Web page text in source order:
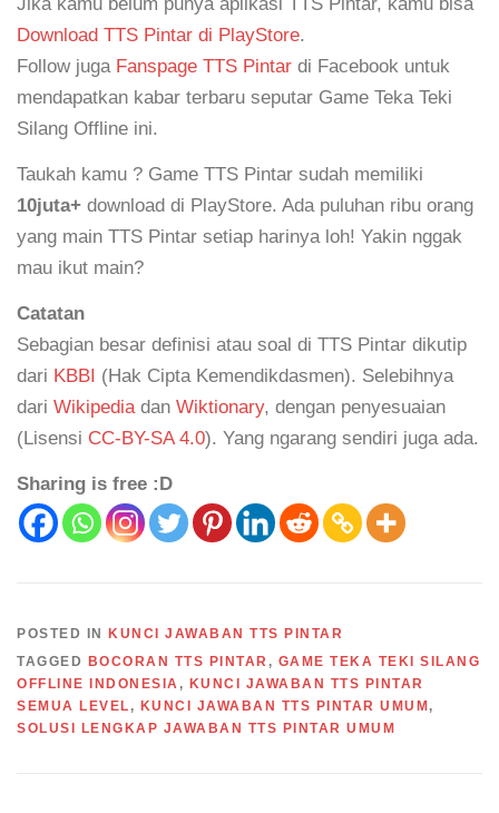
Download TTS Pintar di PlayStore.
Follow juga Fanspage TTS Pintar di Facebook untuk
mendapatkan kabar terbaru seputar Game Teka Teki
Silang Offline ini.
Taukah kamu ? Game TTS Pintar sudah memiliki
10juta+ download di PlayStore. Ada puluhan ribu orang
yang main TTS Pintar setiap harinya loh! Yakin nggak
mau ikut main?
Catatan
Sebagian besar definisi atau soal di TTS Pintar dikutip
dari KBBI (Hak Cipta Kemendikdasmen). Selebihnya
dari Wikipediadan Wiktionary, dengan penyesuaian
(Lisensi CC-BY-SA 4.0). Yang ngarang sendiri juga ada.
Sharing is free :D
POSTED IN
KUNCI JAWABAN TTS PINTAR
TAGGED
BOCORAN TTS PINTAR , GAME TEKA TEKI SILANG
OFFLINE INDONESIA , KUNCI JAWABAN TTS PINTAR
SEMUA LEVEL , KUNCI JAWABAN TTS PINTAR UMUM ,
SOLUSI LENGKAP JAWABAN TTS PINTAR UMUM